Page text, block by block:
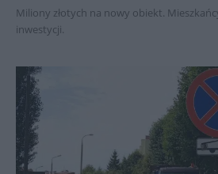
Miliony złotych na nowy obiekt.
inwestycji.